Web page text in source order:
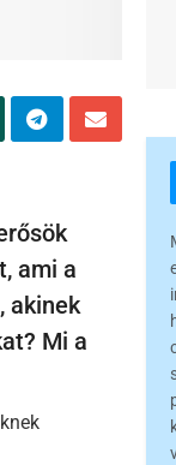
ami a
akinek
Mi a